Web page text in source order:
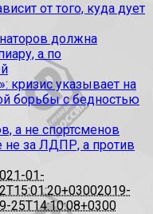
от того, куда дует
должна
а по
кризис указывает на
борьбы с бедностью
а не спортсменов
не за ЛДПР, а против
01-
2019-
25T14:10:08+0300